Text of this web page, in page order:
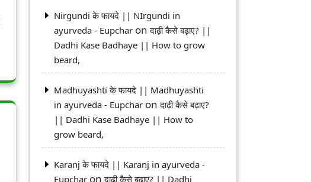
Nirgundi के फायदे || NIrgundi in
ayurveda - Eupchar onदाढ़ी कैसे बढ़ाए? ||
Dadhi Kase Badhaye || How to grow
beard,
Madhuyashti के फायदे || Madhuyashti
in ayurveda - Eupchar onदाढ़ी कैसे बढ़ाए?
|| Dadhi Kase Badhaye || How to
grow beard,
Karanj के फायदे || Karanj in ayurveda -
Eupchar onदाढ़ी कैसे बढ़ाए? || Dadhi